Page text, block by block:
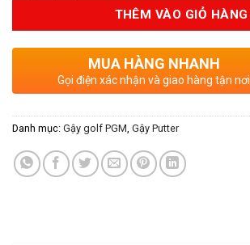
THÊM VÀO GIỎ HÀNG
MUA HÀNG NHANH
Gọi điện xác nhận và giao hàng tận nơi
Danh mục: Gậy golf PGM Gậy Putter